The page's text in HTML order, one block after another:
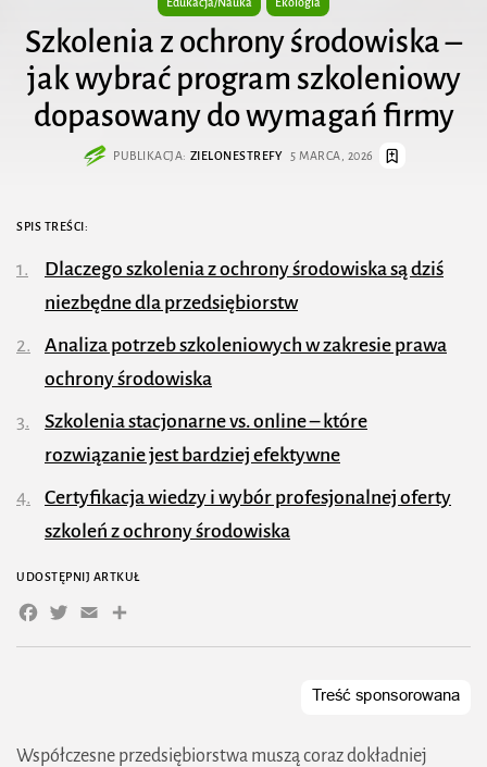
Szkolenia z ochrony środowiska –
jak wybrać program szkoleniowy
dopasowany do wymagań firmy
PUBLIKACJA: ZIELONESTREFY 5 MARCA, 2026
Współczesne przedsiębiorstwa muszą coraz dokładniej
SPIS TREŚCI:
Dlaczego szkolenia z ochrony środowiska są dziś
niezbędne dla przedsiębiorstw
Analiza potrzeb szkoleniowych w zakresie prawa
ochrony środowiska
Szkolenia stacjonarne vs. online – które
rozwiązanie jest bardziej efektywne
Certyfikacja wiedzy i wybór profesjonalnej oferty
szkoleń z ochrony środowiska
UDOSTĘPNIJ ARTKUŁ
Facebook
Twitter
Email